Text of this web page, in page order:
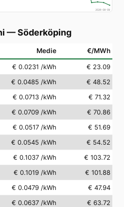
2026-08-09
—Söderköping
Medie €/MWh
€ 0.0231 /kWh
€ 23.09
€ 0.0485 /kWh
€ 48.52
€ 0.0713 /kWh
€ 71.32
€ 0.0709 /kWh
€ 70.86
€ 0.0517 /kWh
€ 51.69
€ 0.0545 /kWh
€ 54.52
€ 0.1037 /kWh
€ 103.72
€ 0.1019 /kWh
€ 101.88
€ 0.0479 /kWh
€ 47.94
€ 0.0637 /kWh
€ 63.72